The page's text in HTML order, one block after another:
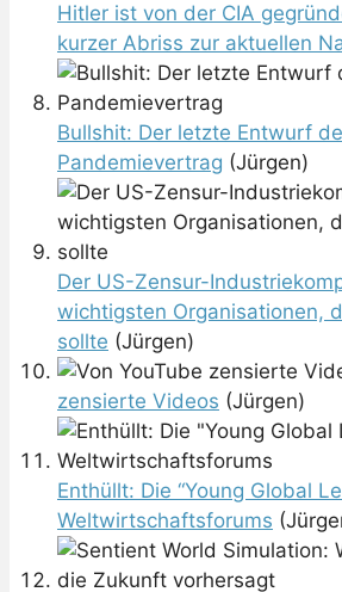
Hitler ist von der CIA
kurzer Abriss zur aktuellen
Bullshit: Der letzte Entwurf
Pandemievertrag (Jürgen)
Der US-Zensur-
wichtigsten Organisationen,
sollte (Jürgen)
zensierte Videos (Jürgen)
Enthüllt: Die “Young Global
Weltwirtschaftsforums